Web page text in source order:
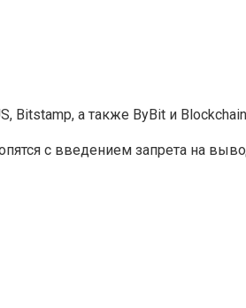
Bitstamp, а также ByBit и
с введением запрета на